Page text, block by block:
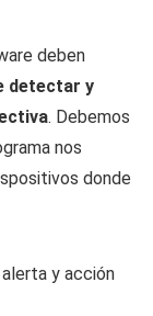
deben
detectar y
. Debemos
nos
donde
y acción